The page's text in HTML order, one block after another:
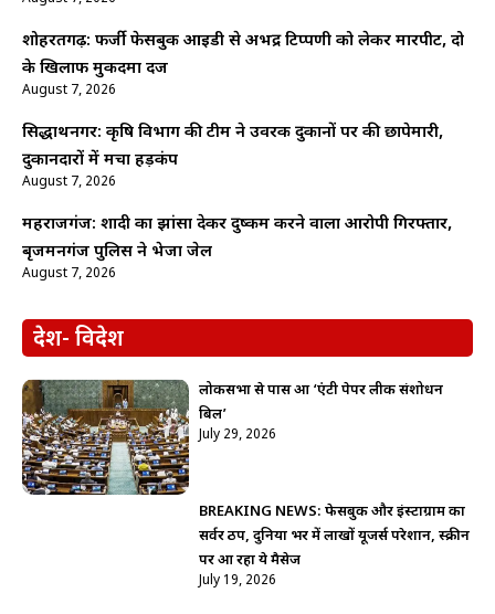
शोहरतगढ़: फर्जी फेसबुक आईडी से अभद्र टिप्पणी को लेकर मारपीट, दो
के खिलाफ मुकदमा दर्ज
August 7, 2026
सिद्धार्थनगर: कृषि विभाग की टीम ने उर्वरक दुकानों पर की छापेमारी,
दुकानदारों में मचा हड़कंप
August 7, 2026
महराजगंज: शादी का झांसा देकर दुष्कर्म करने वाला आरोपी गिरफ्तार,
बृजमनगंज पुलिस ने भेजा जेल
August 7, 2026
देश- विदेश
लोकसभा से पास हुआ ‘एंटी पेपर लीक संशोधन
बिल’
July 29, 2026
BREAKING NEWS: फेसबुक और इंस्टाग्राम का
सर्वर ठप, दुनिया भर में लाखों यूजर्स परेशान, स्क्रीन
पर आ रहा ये मैसेज
July 19, 2026